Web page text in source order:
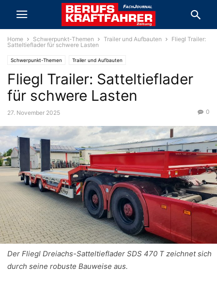
Home Schwerpunkt-Themen Trailer und Aufbauten
Fliegl Trailer:
Satteltieflader für schwere Lasten
Schwerpunkt-Themen Trailer und Aufbauten
Fliegl Trailer: Satteltieflader
für schwere Lasten
27. November 2025 0
Der Fliegl Dreiachs-Satteltieflader SDS 470 T zeichnet sich
durch seine robuste Bauweise aus.